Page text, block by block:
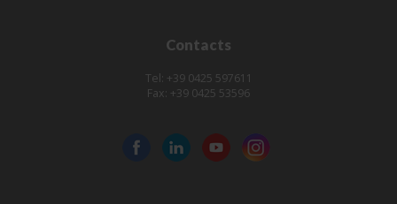
Contacts
Tel: +39 0425 597611
Fax: +39 0425 53596